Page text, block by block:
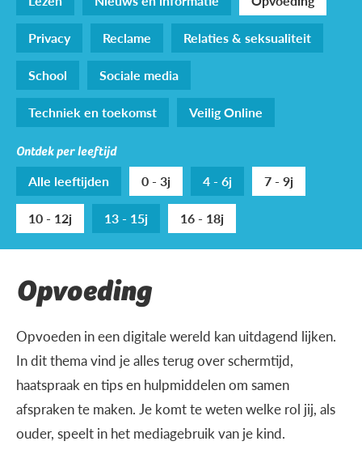
Privacy
Reclame
Relaties & seksualiteit
School
Sociale media
Techniek en toekomst
Veilig Online
Ontdek per leeftijd
Alle leeftijden 0 - 3j 4 - 6j
7 - 9j
10 - 12j
13 - 15j 16 - 18j
Opvoeding
Opvoeden in een digitale wereld kan uitdagend lijken.
In dit thema vind je alles terug over schermtijd,
haatspraak en tips en hulpmiddelen om samen
afspraken te maken. Je komt te weten welke rol jij, als
ouder, speelt in het mediagebruik van je kind.